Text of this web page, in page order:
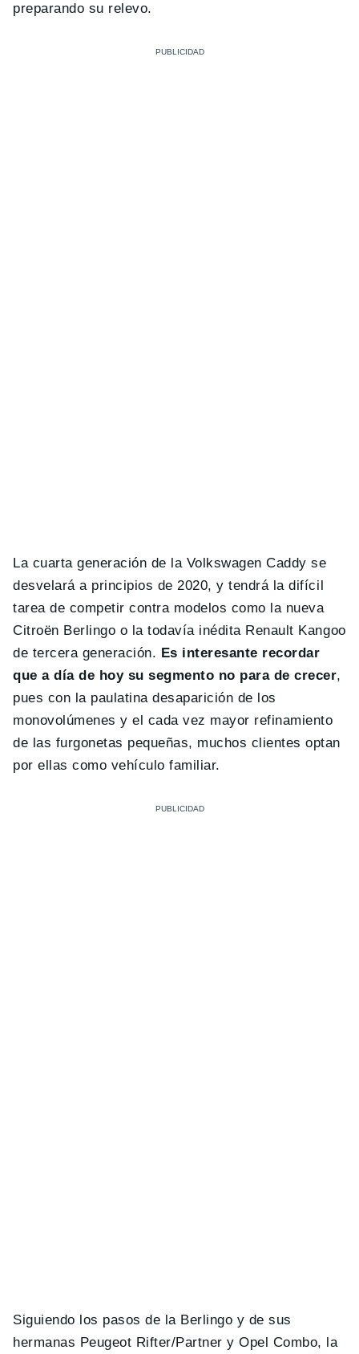
preparando su relevo.
La cuarta generación de la Volkswagen Caddy se
desvelará a principios de 2020, y tendrá la difícil
tarea de competir contra modelos como la nueva
Citroën Berlingo o la todavía inédita Renault Kangoo
de tercera generación. Es interesante recordar
que a día de hoy su segmento no para de crecer,
pues con la paulatina desaparición de los
monovolúmenes y el cada vez mayor refinamiento
de las furgonetas pequeñas, muchos clientes optan
por ellas como vehículo familiar.
Siguiendo los pasos de la Berlingo y de sus
hermanas Peugeot Rifter/Partner y Opel Combo, la